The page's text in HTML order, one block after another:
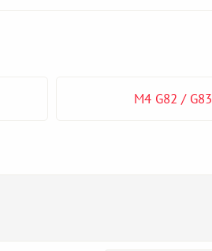
M4 G82 / G83